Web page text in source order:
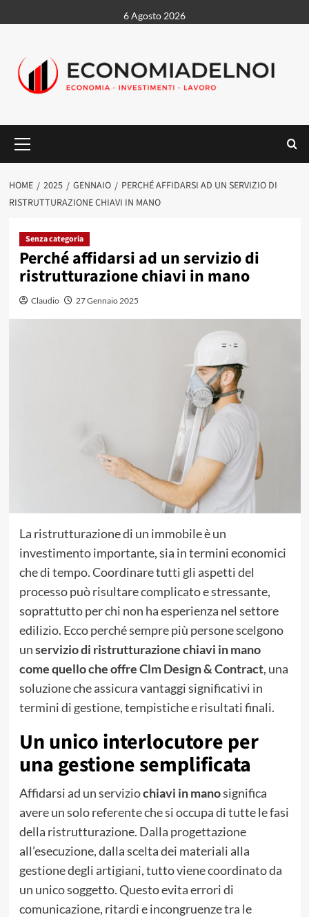
al
6 Agosto 2026
principale
HOME 2025 GENNAIO
PERCHÉ AFFIDARSI AD UN SERVIZIO DI
RISTRUTTURAZIONE CHIAVI IN MANO
Senza categoria
Perché affidarsi ad un servizio di
ristrutturazione chiavi in mano
Claudio 27 Gennaio 2025
La ristrutturazione di un immobile è un
investimento importante, sia in termini economici
che di tempo. Coordinare tutti gli aspetti del
processo può risultare complicato e stressante,
soprattutto per chi non ha esperienza nel settore
edilizio. Ecco perché sempre più persone scelgono
unservizio di ristrutturazione chiavi in mano
come quello che offreClm Design & Contract, una
soluzione che assicura vantaggi significativi in
termini di gestione, tempistiche e risultati finali.
Un unico interlocutore per
una gestione semplificata
Affidarsi ad un serviziochiavi in manosignifica
avere un solo referente che si occupa di tutte le fasi
della ristrutturazione. Dalla progettazione
all’esecuzione, dalla scelta dei materiali alla
gestione degli artigiani, tutto viene coordinato da
un unico soggetto. Questo evita errori di
comunicazione, ritardi e incongruenze tra le